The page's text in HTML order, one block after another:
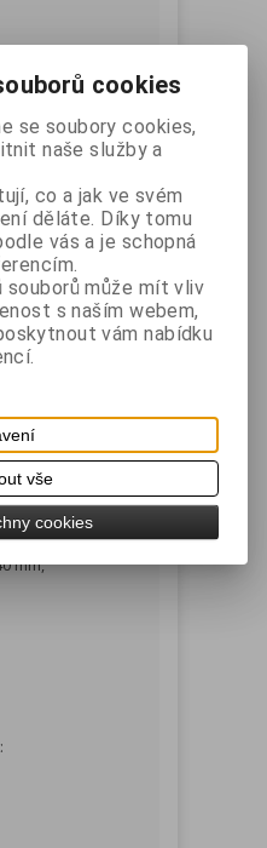
mAh - výdrž cca 1
doba pro plné
sériového
mm,
cookies
se soubory cookies,
naše služby a
co a jak ve svém
děláte. Díky tomu
vás a je schopná
může mít vliv
s naším webem,
vám nabídku
vše
cookies